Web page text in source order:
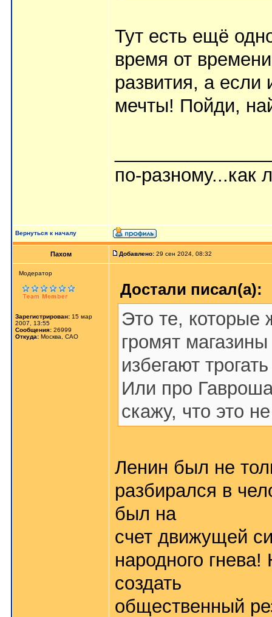
Тут есть ещё
время от
развития, а
мечты! Пойди,
по-разному...как
Вернуться к началу
Пахом Добавлено: 29 сен 2024, 08:32
Мoдератор
Зарегистрирован: 15 мар
2007, 13:55
Сообщения: 26999
Откуда: Москва, САО
Достали писал(а):
Это те, которые
громят
избегают
Или про
скажу, что это
Ленин был не
разбирался в
был на
счет движущей
народного
создать
общественный